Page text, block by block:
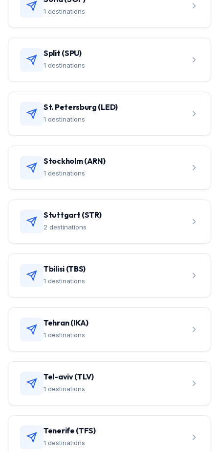
1 destinations
Split (SPU)
1 destinations
St. Petersburg (LED)
1 destinations
Stockholm (ARN)
1 destinations
Stuttgart (STR)
2 destinations
Tbilisi (TBS)
1 destinations
Tehran (IKA)
1 destinations
Tel-aviv (TLV)
1 destinations
Tenerife (TFS)
1 destinations